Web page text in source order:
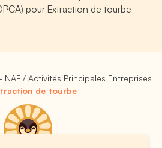
pour Extraction de tourbe
NAF / Activités Principales Entreprises
de tourbe